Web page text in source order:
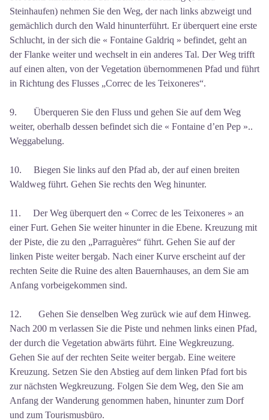
Steinhaufen) nehmen Sie den Weg, der nach links abzweigt und
gemächlich durch den Wald hinunterführt. Er überquert eine erste
Schlucht, in der sich die « Fontaine Galdriq » befindet, geht an
der Flanke weiter und wechselt in ein anderes Tal. Der Weg trifft
auf einen alten, von der Vegetation übernommenen Pfad und führt
in Richtung des Flusses „Correc de les Teixoneres“.
9. Überqueren Sie den Fluss und gehen Sie auf dem Weg
weiter, oberhalb dessen befindet sich die « Fontaine d’en Pep »..
Weggabelung.
10. Biegen Sie links auf den Pfad ab, der auf einen breiten
Waldweg führt. Gehen Sie rechts den Weg hinunter.
11. Der Weg überquert den « Correc de les Teixoneres » an
einer Furt. Gehen Sie weiter hinunter in die Ebene. Kreuzung mit
der Piste, die zu den „Parraguères“ führt. Gehen Sie auf der
linken Piste weiter bergab. Nach einer Kurve erscheint auf der
rechten Seite die Ruine des alten Bauernhauses, an dem Sie am
Anfang vorbeigekommen sind.
12. Gehen Sie denselben Weg zurück wie auf dem Hinweg.
Nach 200 m verlassen Sie die Piste und nehmen links einen Pfad,
der durch die Vegetation abwärts führt. Eine Wegkreuzung.
Gehen Sie auf der rechten Seite weiter bergab. Eine weitere
Kreuzung. Setzen Sie den Abstieg auf dem linken Pfad fort bis
zur nächsten Wegkreuzung. Folgen Sie dem Weg, den Sie am
Anfang der Wanderung genommen haben, hinunter zum Dorf
und zum Tourismusbüro.